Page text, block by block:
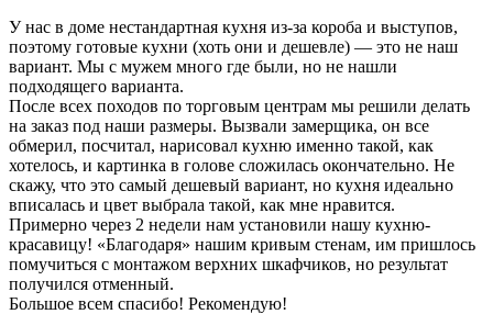
У нас в доме нестандартная кухня из-за короба и выступов,
поэтому готовые кухни (хоть они и дешевле) — это не наш
вариант. Мы с мужем много где были, но не нашли
подходящего варианта.
После всех походов по торговым центрам мы решили делать
на заказ под наши размеры. Вызвали замерщика, он все
обмерил, посчитал, нарисовал кухню именно такой, как
хотелось, и картинка в голове сложилась окончательно. Не
скажу, что это самый дешевый вариант, но кухня идеально
вписалась и цвет выбрала такой, как мне нравится.
Примерно через 2 недели нам установили нашу кухню-
красавицу! «Благодаря» нашим кривым стенам, им пришлось
помучиться с монтажом верхних шкафчиков, но результат
получился отменный.
Большое всем спасибо! Рекомендую!